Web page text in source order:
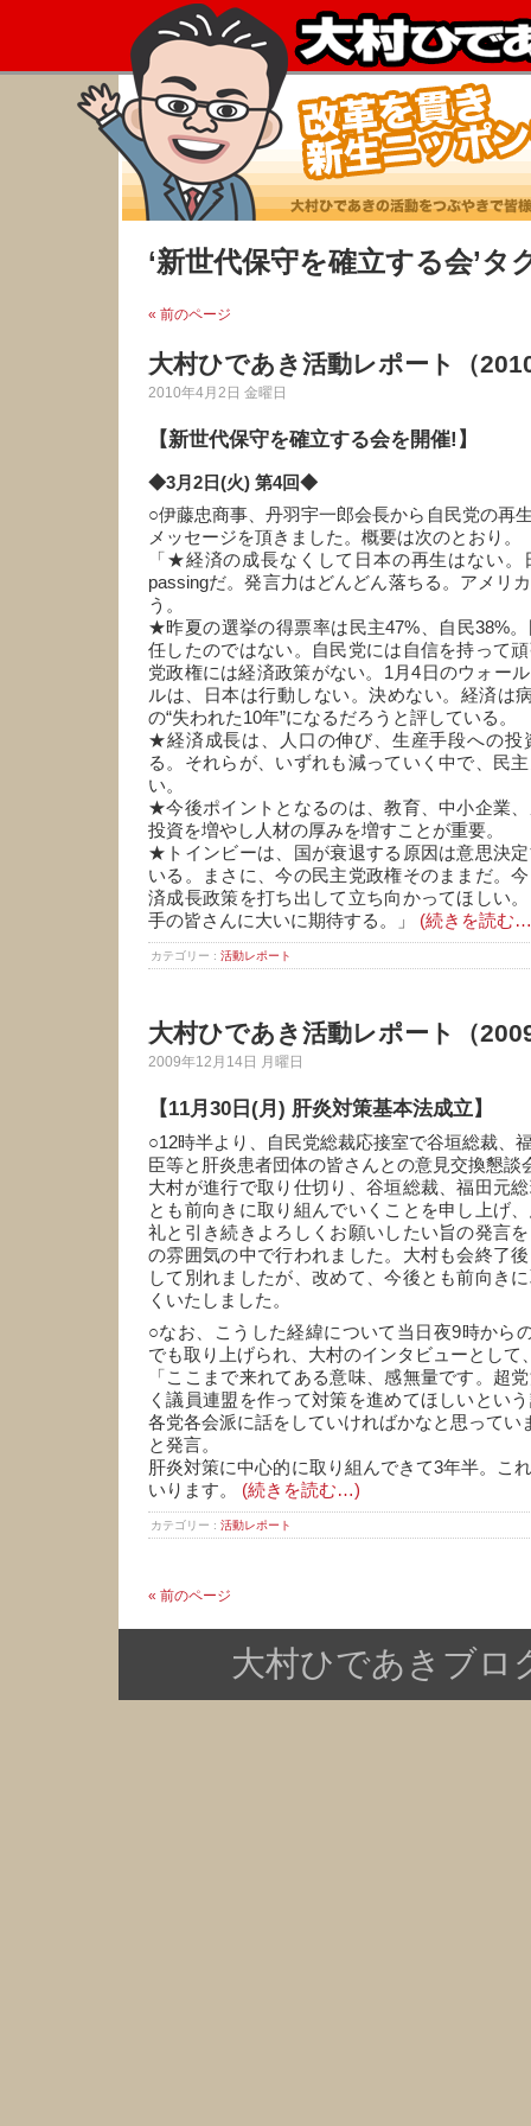
‘新世代保守を確立する会’タ
« 前のページ
大村ひであき活動レポート（
2010年4月2日 金曜日
【新世代保守を確立する会を開催!】
◆3月2日(火) 第4回◆
○伊藤忠商事、丹羽宇一郎会長から自民党の再
メッセージを頂きました。概要は次のとおり。
「★経済の成長なくして日本の再生はない
passingだ。発言力はどんどん落ちる。アメリ
う。
★昨夏の選挙の得票率は民主47%、自民38%
任したのではない。自民党には自信を持って
党政権には経済政策がない。1月4日のウォー
ルは、日本は行動しない。決めない。経済は
の“失われた10年”になるだろうと評している。
★経済成長は、人口の伸び、生産手段への投
る。それらが、いずれも減っていく中で、民
い。
★今後ポイントとなるのは、教育、中小企業
投資を増やし人材の厚みを増すことが重要。
★トインビーは、国が衰退する原因は意思決
いる。まさに、今の民主党政権そのままだ。
済成長政策を打ち出して立ち向かってほしい
手の皆さんに大いに期待する。」 (続きを読む
カテゴリー : 活動レポート
大村ひであき活動レポート（
2009年12月14日 月曜日
【11月30日(月) 肝炎対策基本法成立】
○12時半より、自民党総裁応接室で谷垣総裁、
臣等と肝炎患者団体の皆さんとの意見交換懇談
大村が進行で取り仕切り、谷垣総裁、福田元
とも前向きに取り組んでいくことを申し上げ
礼と引き続きよろしくお願いしたい旨の発言
の雰囲気の中で行われました。大村も会終了
して別れましたが、改めて、今後とも前向き
くいたしました。
○なお、こうした経緯について当日夜9時から
でも取り上げられ、大村のインタビューとして
「ここまで来れてある意味、感無量です。超
く議員連盟を作って対策を進めてほしいとい
各党各会派に話をしていければかなと思ってい
と発言。
肝炎対策に中心的に取り組んできて3年半。こ
いります。 (続きを読む…)
カテゴリー : 活動レポート
« 前のページ
大村ひであきブロ